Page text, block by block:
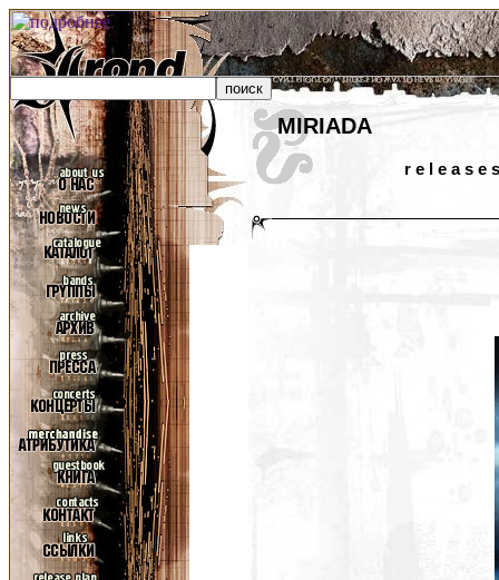
MIRIADA
r e l e a s e s